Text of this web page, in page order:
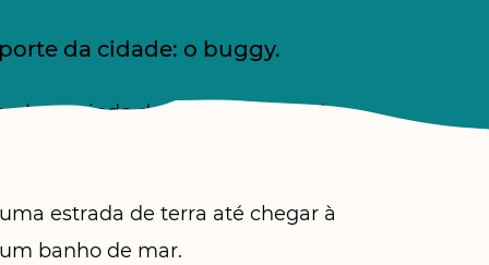
da cidade: o buggy.
seguindo de ponta a ponta da
estrada de terra até chegar à
banho de mar.